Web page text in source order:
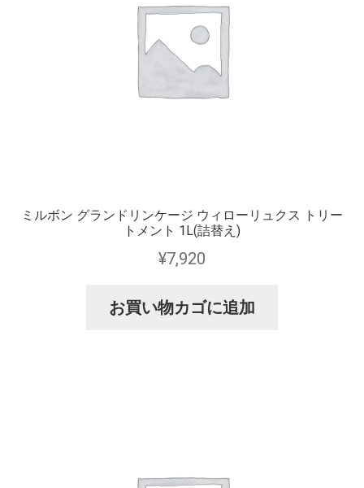
ミルボン グランドリンケージ ウィローリュクス トリー
トメント 1L(詰替え)
¥7,920
お買い物カゴに追加